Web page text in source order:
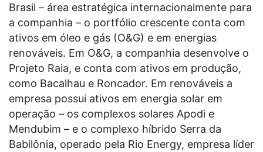
Brasil – área estratégica internacionalmente para
a companhia – o portfólio crescente conta com
ativos em óleo e gás (O&G) e em energias
renováveis. Em O&G, a companhia desenvolve o
Projeto Raia, e conta com ativos em produção,
como Bacalhau e Roncador. Em renováveis a
empresa possui ativos em energia solar em
operação – os complexos solares Apodi e
Mendubim – e o complexo híbrido Serra da
Babilônia, operado pela Rio Energy, empresa líder